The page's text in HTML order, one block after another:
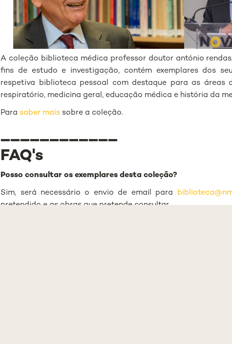
A coleção biblioteca médica professor doutor antónio
fins de estudo e investigação, contém exemplares dos
respetiva biblioteca pessoal com destaque para as áreas
respiratório, medicina geral, educação médica e história da
Para saber mais sobre a coleção.
FAQ's
Posso consultar os exemplares desta coleção?
Sim, será necessário o envio de email para
pretendido e as obras que pretende consultar.